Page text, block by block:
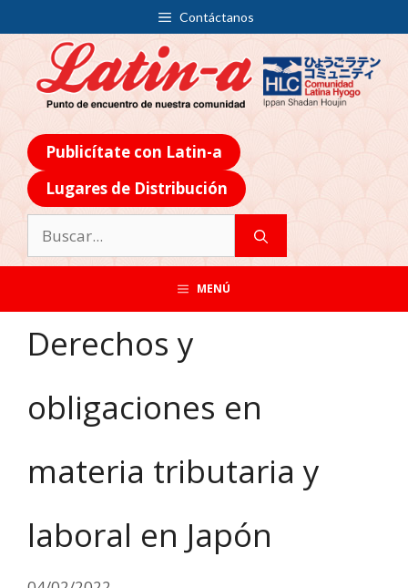
Contáctanos
Publicítate con Latin-a
Lugares de Distribución
MENÚ
Derechos y
obligaciones en
materia tributaria y
laboral en Japón